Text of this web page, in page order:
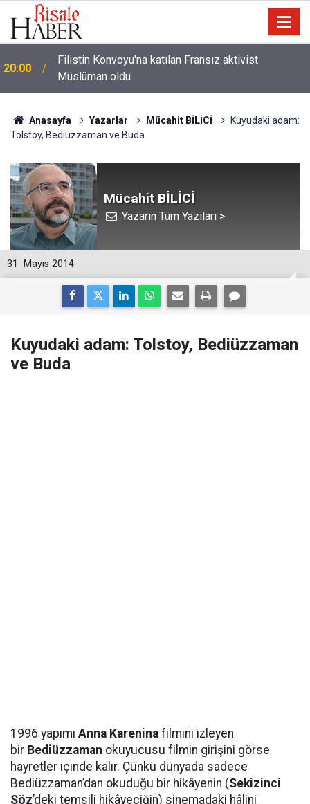
20:00
Filistin Konvoyu'na katılan Fransız aktivist
Müslüman oldu
Anasayfa Yazarlar Mücahit BİLİCİ
Kuyudaki adam:
Tolstoy, Bediüzzaman ve Buda
Mücahit BİLİCİ
Yazarın Tüm Yazıları >
31 Mayıs 2014
Kuyudaki adam: Tolstoy, Bediüzzaman
ve Buda
1996 yapımı Anna Karenina filmini izleyen
bir Bediüzzaman okuyucusu filmin girişini görse
hayretler içinde kalır. Çünkü dünyada sadece
Bediüzzaman’dan okuduğu bir hikâyenin (Sekizinci
Söz’deki temsili hikâyeciğin) sinemadaki hâlini